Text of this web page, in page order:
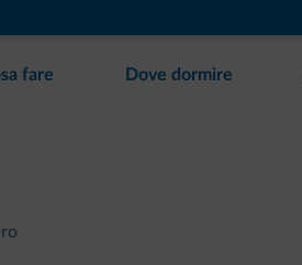
fare Dove dormire